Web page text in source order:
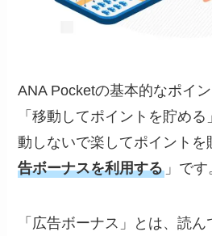
ANA Pocketの基本的なポイ
「移動してポイントを貯め
動しないで楽してポイントを
告ボーナスを利用する 」です
「広告ボーナス」とは、読